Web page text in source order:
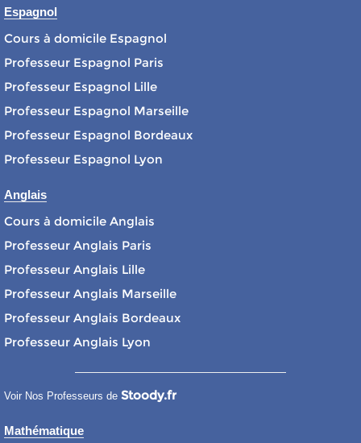
Espagnol
Cours à domicile Espagnol
Professeur Espagnol Paris
Professeur Espagnol Lille
Professeur Espagnol Marseille
Professeur Espagnol Bordeaux
Professeur Espagnol Lyon
Anglais
Cours à domicile Anglais
Professeur Anglais Paris
Professeur Anglais Lille
Professeur Anglais Marseille
Professeur Anglais Bordeaux
Professeur Anglais Lyon
Voir Nos Professeurs de Stoody.fr
Mathématique